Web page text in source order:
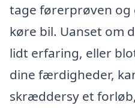
tage førerprøven og
køre bil. Uanset om
lidt erfaring, eller
dine færdigheder,
skræddersy et